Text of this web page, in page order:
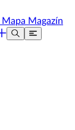
Mapa Magazín